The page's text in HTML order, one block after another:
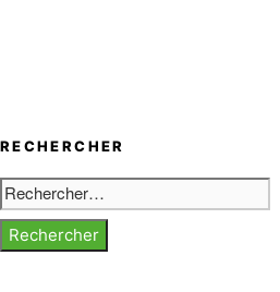
RECHERCHER
Rechercher :